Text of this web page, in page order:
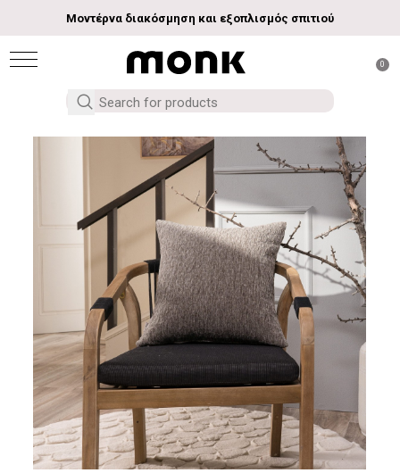
Μοντέρνα διακόσμηση και εξοπλισμός σπιτιού
0